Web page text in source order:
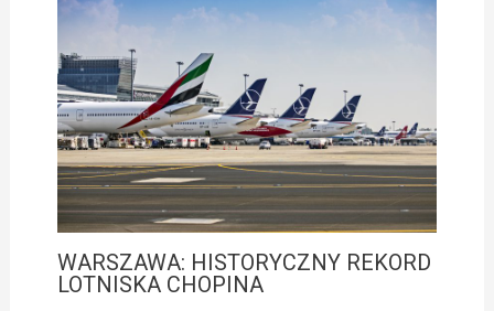
WARSZAWA: HISTORYCZNY REKORD
LOTNISKA CHOPINA